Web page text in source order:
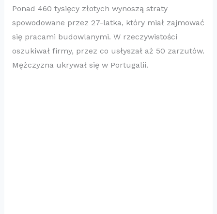
Ponad 460 tysięcy złotych wynoszą straty
spowodowane przez 27-latka, który miał zajmować
się pracami budowlanymi. W rzeczywistości
oszukiwał firmy, przez co usłyszał aż 50 zarzutów.
Mężczyzna ukrywał się w Portugalii.